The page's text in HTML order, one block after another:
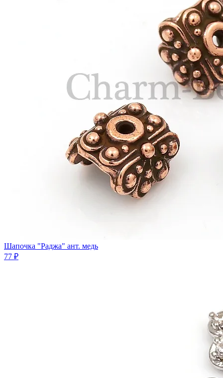
Шапочка "Раджа" ант. медь
77 ₽